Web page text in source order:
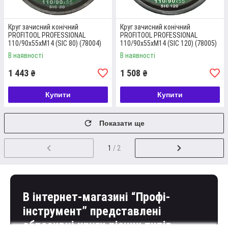
ОФОРМЛЕННЯ ЗАМОВЛЕННЯ
нами через месенджери або електронну пошту, а
ВИЧЕРПНА КОНСУЛЬТАЦІЯ
стосуються безпосередньо продукції та її
покупки.
Круг зачисний конічний
PROFITOOL PROFESSIONAL
110/90х55хM14 (SIC 80) (78004)
В наявності
1 443 ₴
Купити
Круг зачисний конічний
PROFITOOL PROFESSIONAL
110/90х55хM14 (SIC 120) (78005)
В наявності
1 508 ₴
Купити
Показати ще
1 / 2
В інтернет-магазині “Профі-
інструмент” представлені